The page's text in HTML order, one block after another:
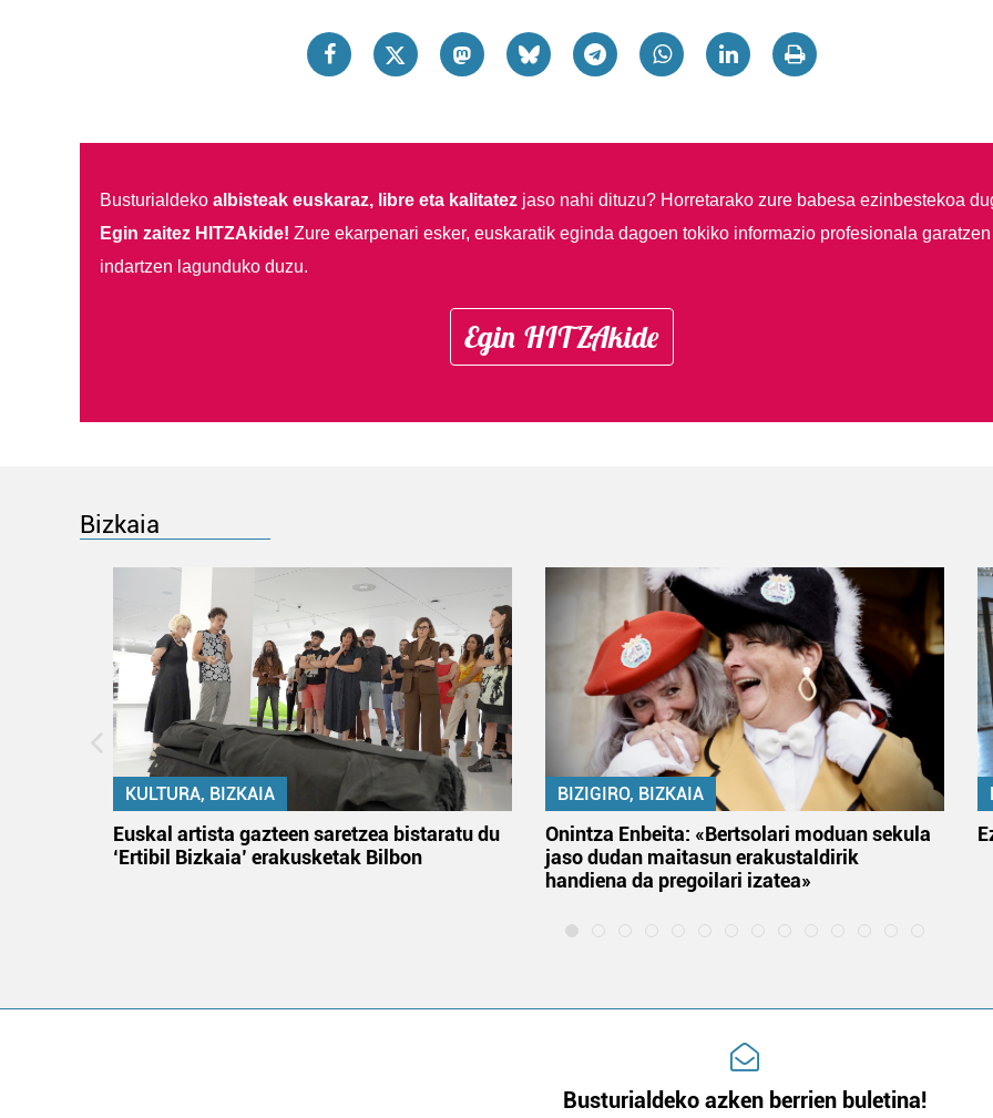
Busturialdeko albisteak euskaraz, libre eta kalitatezjaso nahi dituzu? Horretarako zure babesa ezinbestekoa
Egin zaitez HITZAkide! Zure ekarpenari esker, euskaratik eginda dagoen tokiko informazio profesionala garatzen
indartzen lagunduko duzu.
Egin HITZAkide
Bizkaia
KULTURA, BIZKAIA
Euskal artista gazteen saretzea bistaratu du
‘Ertibil Bizkaia’ erakusketak Bilbon
BIZIGIRO, BIZKAIA
Onintza Enbeita: «Bertsolari moduan sekula
jaso dudan maitasun erakustaldirik
handiena da pregoilari izatea»
Busturialdeko azken berrien buletina!